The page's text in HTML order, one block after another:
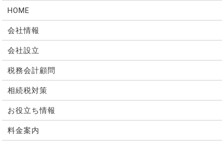
HOME
会社情報
会社設立
税務会計顧問
相続税対策
お役立ち情報
料金案内